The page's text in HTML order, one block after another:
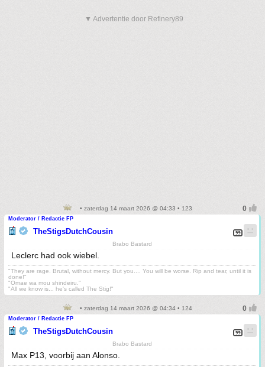
▼ Advertentie door Refinery89
• zaterdag 14 maart 2026 @ 04:33 • 123
Moderator / Redactie FP
TheStigsDutchCousin
Brabo Bastard
Leclerc had ook wiebel.
"They are rage. Brutal, without mercy. But you.... You will be worse. Rip and tear, until it is
done!"
"Omae wa mou shindeiru."
"All we know is... he's called The Stig!"
• zaterdag 14 maart 2026 @ 04:34 • 124
Moderator / Redactie FP
TheStigsDutchCousin
Brabo Bastard
Max P13, voorbij aan Alonso.